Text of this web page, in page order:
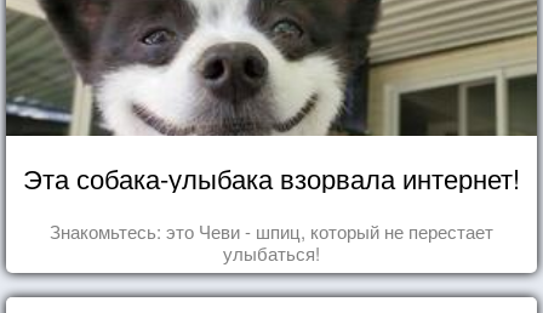
Эта собака-улыбака взорвала интернет!
Знакомьтесь: это Чеви - шпиц, который не перестает
улыбаться!